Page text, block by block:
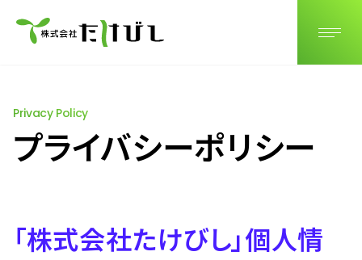
Privacy Policy
プライバシーポリシー
「株式会社たけびし」個人情